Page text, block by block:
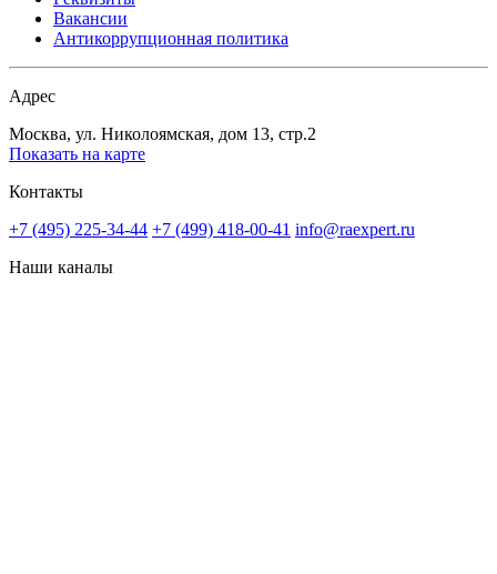
Вакансии
Антикоррупционная политика
Адрес
Москва, ул. Николоямская, дом 13, стр.2
Показать на карте
Контакты
+7 (495) 225-34-44 +7 (499) 418-00-41 info@raexpert.ru
Наши каналы